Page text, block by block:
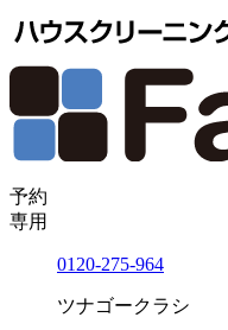
予約
専用
0120-275-964
ツナゴークラシ